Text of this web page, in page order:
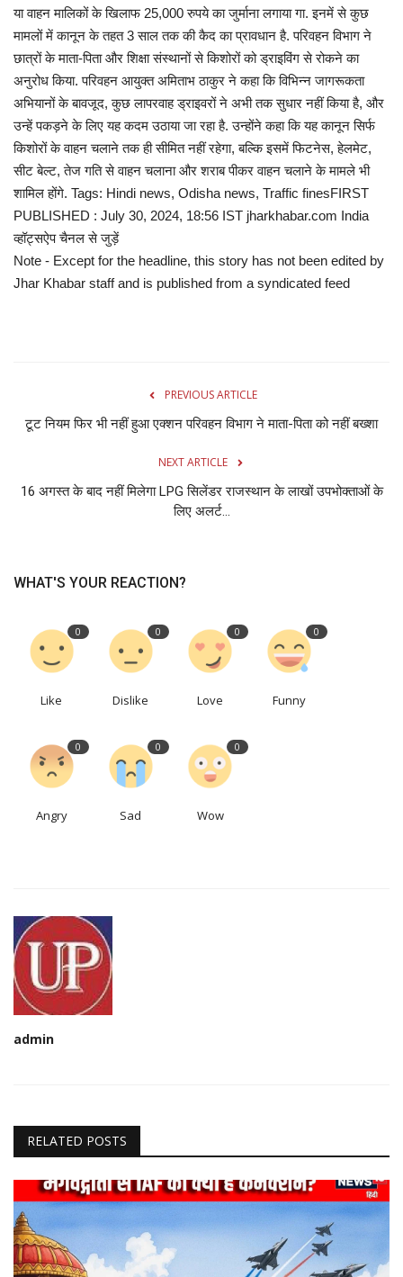
या वाहन मालिकों के खिलाफ 25,000 रुपये का जुर्माना लगाया गा. इनमें से कुछ
मामलों में कानून के तहत 3 साल तक की कैद का प्रावधान है. परिवहन विभाग ने
छात्रों के माता-पिता और शिक्षा संस्थानों से किशोरों को ड्राइविंग से रोकने का
अनुरोध किया. परिवहन आयुक्त अमिताभ ठाकुर ने कहा कि विभिन्न जागरूकता
अभियानों के बावजूद, कुछ लापरवाह ड्राइवरों ने अभी तक सुधार नहीं किया है, और
उन्हें पकड़ने के लिए यह कदम उठाया जा रहा है. उन्होंने कहा कि यह कानून सिर्फ
किशोरों के वाहन चलाने तक ही सीमित नहीं रहेगा, बल्कि इसमें फिटनेस, हेलमेट,
सीट बेल्ट, तेज गति से वाहन चलाना और शराब पीकर वाहन चलाने के मामले भी
शामिल होंगे. Tags: Hindi news, Odisha news, Traffic finesFIRST
PUBLISHED : July 30, 2024, 18:56 IST jharkhabar.com India
व्हॉट्सऐप चैनल से जुड़ें
Note - Except for the headline, this story has not been edited by
Jhar Khabar staff and is published from a syndicated feed
PREVIOUS ARTICLE
टूट नियम फिर भी नहीं हुआ एक्‍शन परिवहन विभाग ने माता-पिता को नहीं बख्‍शा
NEXT ARTICLE
16 अगस्त के बाद नहीं मिलेगा LPG सिलेंडर राजस्थान के लाखों उपभोक्ताओं के
लिए अलर्ट...
WHAT'S YOUR REACTION?
0
Like
0
Dislike
0
Love
0
Funny
0
Angry
0
Sad
0
Wow
admin
RELATED POSTS